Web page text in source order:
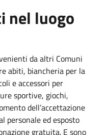
nel luogo
da altri Comuni
abiti, biancheria per la
e accessori per
sportive, giochi,
dell’accettazione
personale ed esposto
gratuita. E sono